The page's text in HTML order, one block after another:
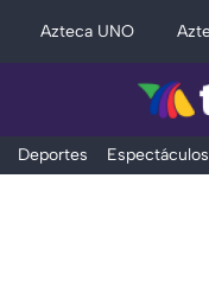
Azteca UNO
Deportes Espectáculos